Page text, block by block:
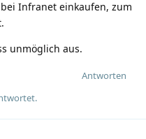
Infranet einkaufen, zum
unmöglich aus.
Antworten